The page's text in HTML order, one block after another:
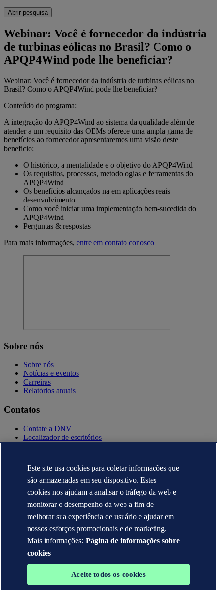
Abrir pesquisa
Webinar: Você é fornecedor da indústria
de turbinas eólicas no Brasil? Como o
APQP4Wind pode lhe beneficiar?
Webinar: Você é fornecedor da indústria de turbinas eólicas no
Brasil? Como o APQP4Wind pode lhe beneficiar?
Conteúdo do programa:
A integração do APQP4Wind ao sistema da qualidade além de
atender a um requisito das OEMs oferece uma ampla gama de
benefícios ao fornecedor apresentaremos uma visão deste
beneficio:
O histórico, a mentalidade e o objetivo do APQP4Wind
Os requisitos, processos, metodologias e ferramentas do
APQP4Wind
Os benefícios alcançados na em aplicações reais
desenvolvimento
Como você iniciar uma implementação bem-sucedida do
APQP4Wind
Perguntas & respostas
Para mais informações, entre em contato conosco.
Sobre nós
Sobre nós
Notícias e eventos
Carreiras
Relatórios anuais
Contatos
Contate a DNV
Localizador de escritórios
Contatos para imprensa
Política de privacidade
Termo de uso
Copyright © DNV AS 2025
Informação sobre cookies
Este site usa cookies para coletar informações que
são armazenadas em seu dispositivo. Estes
cookies nos ajudam a analisar o tráfego da web e
monitorar o desempenho da web a fim de
melhorar sua experiência de usuário e ajudar em
nossos esforços promocionais e de marketing.
Mais informações: Página de informações sobre
cookies
Aceite todos os cookies